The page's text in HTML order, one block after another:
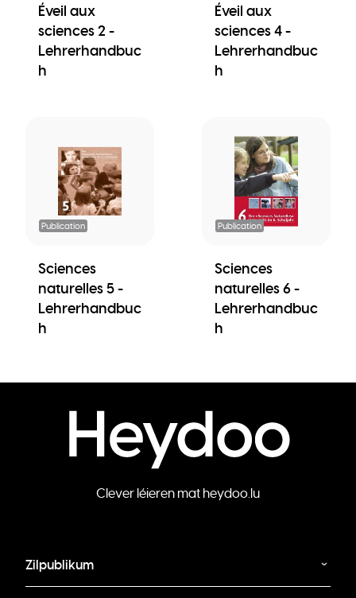
Éveil aux
sciences 2 -
Lehrerhandbuc
h
Éveil aux
sciences 4 -
Lehrerhandbuc
h
Publication
Sciences
naturelles 5 -
Lehrerhandbuc
h
Publication
Sciences
naturelles 6 -
Lehrerhandbuc
h
Clever léieren mat heydoo.lu
Zilpublikum